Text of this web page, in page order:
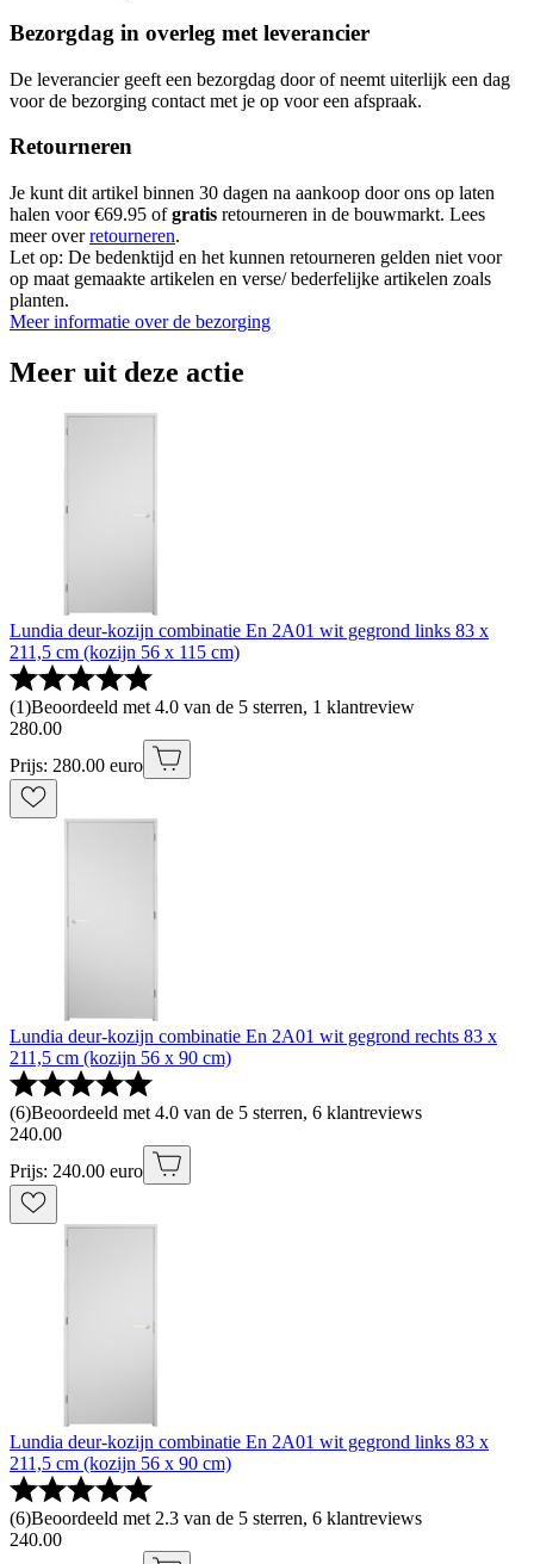
Bezorgdag in overleg met leverancier
De leverancier geeft een bezorgdag door of neemt uiterlijk een dag
voor de bezorging contact met je op voor een afspraak.
Retourneren
Je kunt dit artikel binnen 30 dagen na aankoop door ons op laten
halen voor €69.95 ofgratis retourneren in de bouwmarkt. Lees
meer overretourneren.
Let op: De bedenktijd en het kunnen retourneren gelden niet voor
op maat gemaakte artikelen en verse/ bederfelijke artikelen zoals
planten.
Meer informatie over de bezorging
Meer uit deze actie
Lundia deur-kozijn combinatie En 2A01 wit gegrond links 83 x
211,5 cm (kozijn 56 x 115 cm)
(1)Beoordeeld met 4.0 van de 5 sterren, 1 klantreview
280.00
Prijs: 280.00 euro
Lundia deur-kozijn combinatie En 2A01 wit gegrond rechts 83 x
211,5 cm (kozijn 56 x 90 cm)
(6)Beoordeeld met 4.0 van de 5 sterren, 6 klantreviews
240.00
Prijs: 240.00 euro
Lundia deur-kozijn combinatie En 2A01 wit gegrond links 83 x
211,5 cm (kozijn 56 x 90 cm)
(6)Beoordeeld met 2.3 van de 5 sterren, 6 klantreviews
240.00